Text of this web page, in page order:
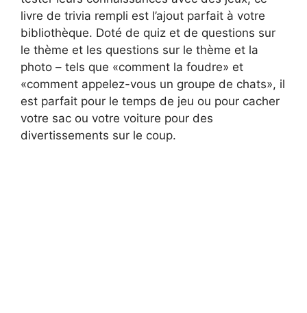
livre de trivia rempli est l’ajout parfait à votre
bibliothèque. Doté de quiz et de questions sur
le thème et les questions sur le thème et la
photo – tels que «comment la foudre» et
«comment appelez-vous un groupe de chats», il
est parfait pour le temps de jeu ou pour cacher
votre sac ou votre voiture pour des
divertissements sur le coup.